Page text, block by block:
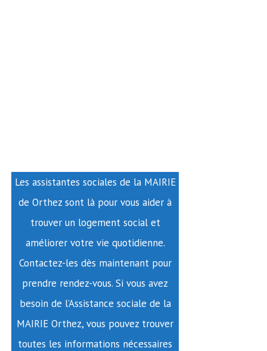
Les assistantes sociales de la MAIRIE
de Orthez sont là pour vous aider à
trouver un logement social et
améliorer votre vie quotidienne.
Contactez-les dès maintenant pour
prendre rendez-vous. Si vous avez
besoin de l’Assistance sociale de la
MAIRIE Orthez, vous pouvez trouver
toutes les informations nécessaires